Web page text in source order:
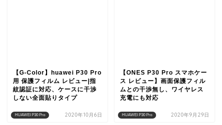
HUAWEI P30 Pro
【G-Color】huawei P30 Pro
用 保護フィルム レビュー|指
紋認証に対応、ケースに干渉
しない全面貼りタイプ
2020年10月6日 HUAWEI P30 Pro
【ONES P30 Pro スマホケー
ス レビュー】画面保護フィル
ムとの干渉無し、ワイヤレス
充電にも対応
2020年9月29日